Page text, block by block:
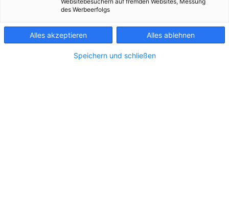
des Werbeerfolgs
Alles akzeptieren Alles ablehnen
Speichern und schließen